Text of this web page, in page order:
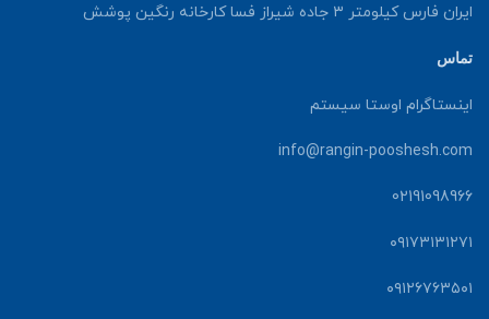
ایران فارس کیلومتر ۳ جاده شیراز فسا کارخانه رنگین پوشش
تماس
اینستاگرام اوستا سیستم
info@rangin-pooshesh.com
02191098966
۰۹۱۷۳۱۳۱۲۷۱
۰۹۱۲۶۷۶۳۵۰۱